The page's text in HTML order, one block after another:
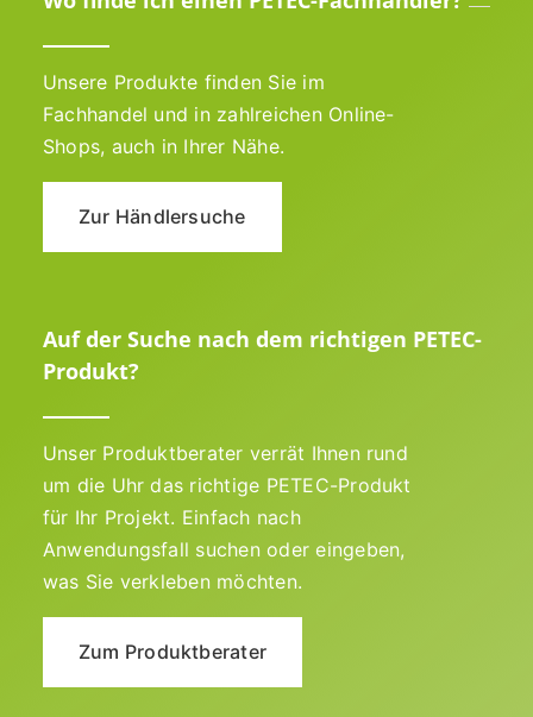
Unsere Produkte finden Sie im
Fachhandel und in zahlreichen Online-
Shops, auch in Ihrer Nähe.
Zur Händlersuche
Auf der Suche nach dem richtigen PETEC-
Produkt?
Unser Produktberater verrät Ihnen rund
um die Uhr das richtige PETEC-Produkt
für Ihr Projekt. Einfach nach
Anwendungsfall suchen oder eingeben,
was Sie verkleben möchten.
Zum Produktberater